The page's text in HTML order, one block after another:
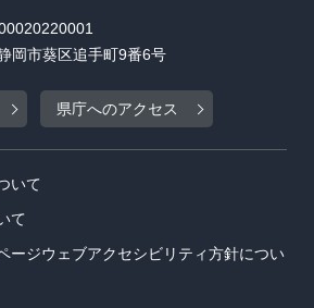
岡市葵区追手町9番6号
県庁へのアクセス
いて
て
ージウェブアクセシビリティ方針につい